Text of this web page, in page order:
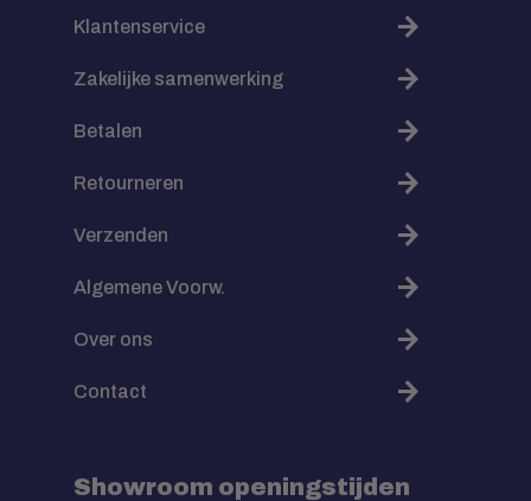
Klantenservice
Zakelijke samenwerking
Betalen
Retourneren
Verzenden
Algemene Voorw.
Over ons
Contact
Showroom openingstijden